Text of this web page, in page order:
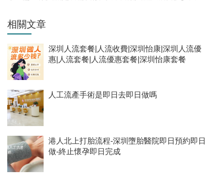
相關文章
深圳人流套餐|人流收費|深圳怡康|深圳人流優
惠|人流套餐|人流優惠套餐|深圳怡康套餐
人工流產手術是即日去即日做嗎
港人北上打胎流程-深圳墮胎醫院即日預約即日
做-終止懷孕即日完成